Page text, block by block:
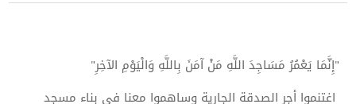
"إِنَّمَا يَعْمُرُ مَسَاجِدَ اللَّهِ مَنْ آمَنَ بِاللَّهِ وَالْيَوْمِ الآخِرِ"
اغتنموا أجر الصدقة الجارية وساهموا معنا في بناء مسجد